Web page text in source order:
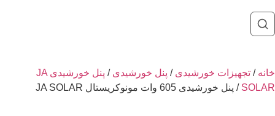
خانه / تجهیزات خورشیدی / پنل خورشیدی /
پنل خورشیدی JA
SOLAR / پنل خورشیدی 605 وات مونوکریستال JA SOLAR